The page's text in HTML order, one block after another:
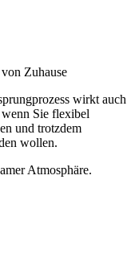
Zuhause
wirkt auch
Sie flexibel
und trotzdem
wollen.
Atmosphäre.